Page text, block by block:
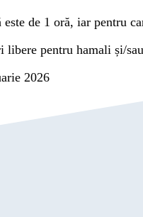
de 1 oră, iar pentru
pentru hamali și/
2026